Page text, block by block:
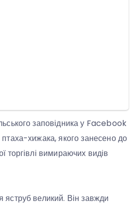
заповідника у Facebook
хижака, якого занесено до
торгівлі вимираючих видів
великий. Він завжди